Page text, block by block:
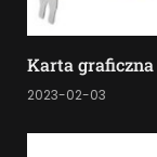
Karta graficzna
2023-02-03